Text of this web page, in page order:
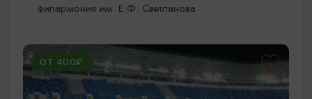
филармония им. Е.Ф. Светланова
ОТ 400₽